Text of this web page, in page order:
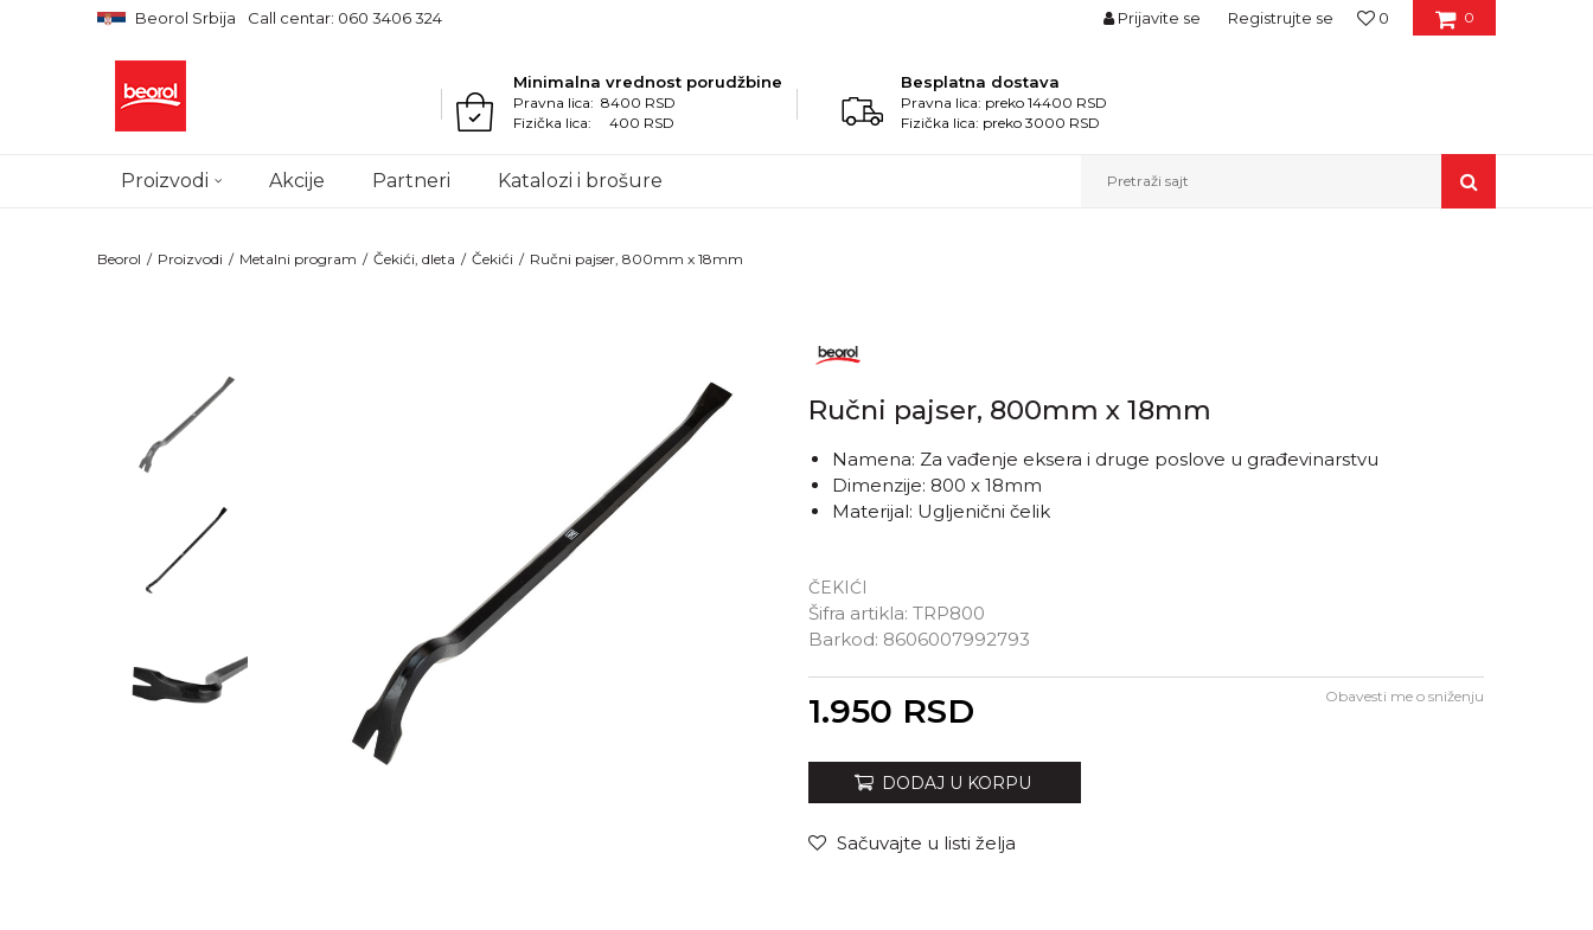
Beorol Srbija Call centar: 060 3406 324 0
0
Prijavite se Registrujte se
Minimalna vrednost porudžbine
Pravna lica: 8400 RSD
Fizička lica: 400 RSD
Besplatna dostava
Pravna lica: preko 14400 RSD
Fizička lica: preko 3000 RSD
Proizvodi Akcije Partneri Katalozi i brošure Pretraži sajt
Beorol Proizvodi Metalni program Čekići, dleta Čekići Ručni pajser, 800mm x 18mm
Ručni pajser, 800mm x 18mm
ČEKIĆI
Šifra artikla: TRP800
Barkod: 8606007992793
Namena: Za vađenje eksera i druge poslove u građevinarstvu
Dimenzije: 800 x 18mm
Materijal: Ugljenični čelik
1.950 RSD Obavesti me o sniženju
DODAJ U KORPU
Sačuvajte u listi želja